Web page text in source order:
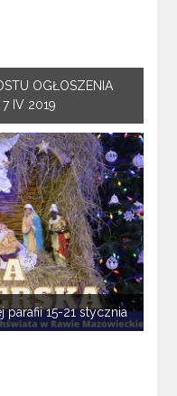
OGŁOSZENIA
7 IV 2019
parafii 15-21 stycznia